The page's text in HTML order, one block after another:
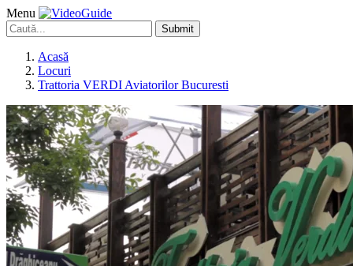
Menu
Submit
Acasă
Locuri
Trattoria VERDI Aviatorilor Bucuresti